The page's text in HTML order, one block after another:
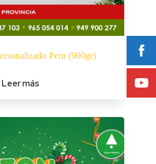
Peru (900gr)
Leer más